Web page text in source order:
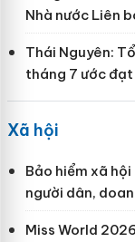
Nhà nước Liên
Thái Nguyên:
tháng 7 ước đạt
Xã hội
Bảo hiểm xã
người dân,
Miss World